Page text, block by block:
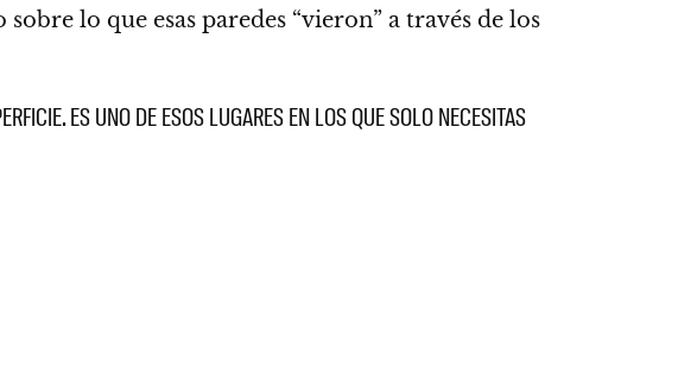
lo que esas paredes “vieron” a través de los
ES UNO DE ESOS LUGARES EN LOS QUE SOLO NECESITAS